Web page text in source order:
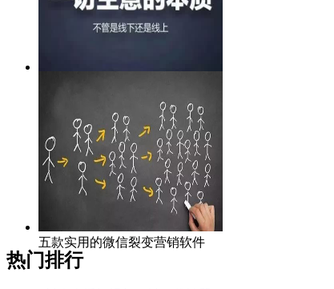
五款实用的微信裂变营销软件
热门排行